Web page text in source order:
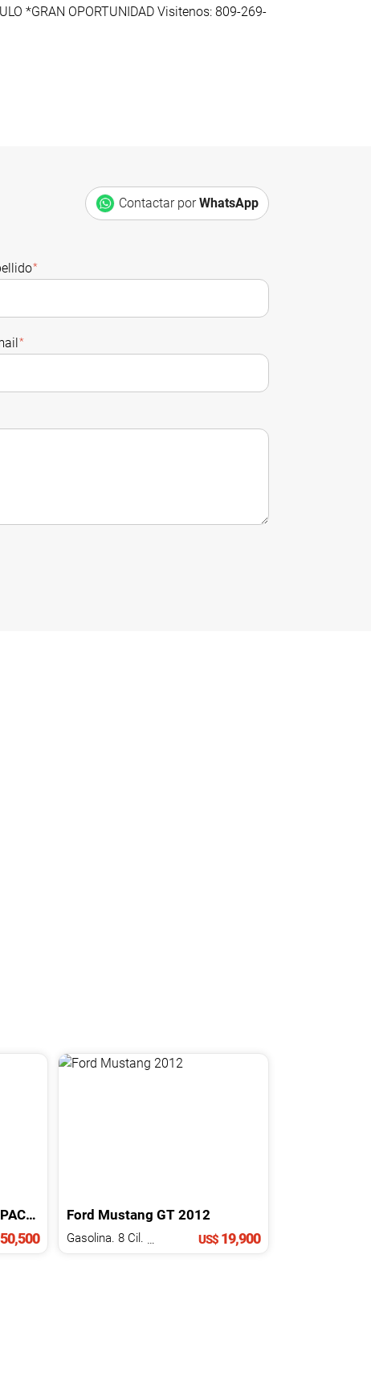
*GRAN OPORTUNIDAD Visitenos: 809-269-
Contactar porWhatsApp
*
*
2015
Ford Mustang GT 2012
US$ 19,900